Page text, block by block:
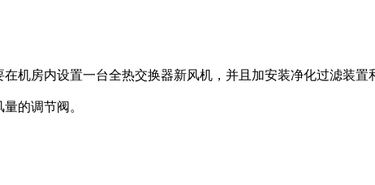
机房内设置一台全热交换器新风机，并且加安装净化过滤装置
的调节阀。